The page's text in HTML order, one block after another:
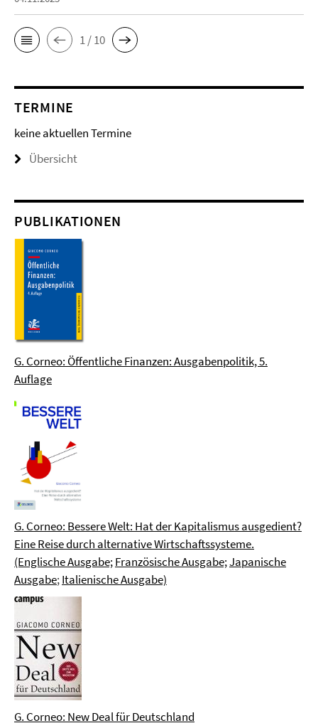
1 / 10
TERMINE
keine aktuellen Termine
Übersicht
PUBLIKATIONEN
G. Corneo: Öffentliche Finanzen: Ausgabenpolitik, 5.
Auflage
G. Corneo: Bessere Welt: Hat der Kapitalismus ausgedient?
Eine Reise durch alternative Wirtschaftssysteme.
(Englische Ausgabe;Französische Ausgabe;Japanische
Ausgabe;Italienische Ausgabe)
G. Corneo: New Deal für Deutschland